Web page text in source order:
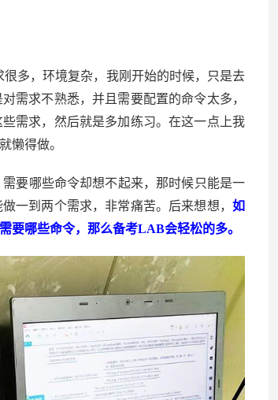
多，环境复杂，我刚开始的时候，只是去
需求不熟悉，并且需要配置的命令太多，
需求，然后就是多加练习。在这一点上我
懒得做。
要哪些命令却想不起来，那时候只能是一
一到两个需求，非常痛苦。后来想想， 如
要哪些命令，那么备考LAB会轻松的多。